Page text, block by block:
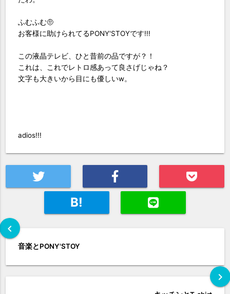
ふむふむ🤨
お客様に助けられてるPONY'STOYです!!!
この液晶テレビ、ひと昔前の品ですが？！
これは、これでレトロ感あって良さげじゃね？
文字も大きいから目にも優しいw。
adios!!!
B!
chevron_left
音楽とPONY'STOY
chevron_right